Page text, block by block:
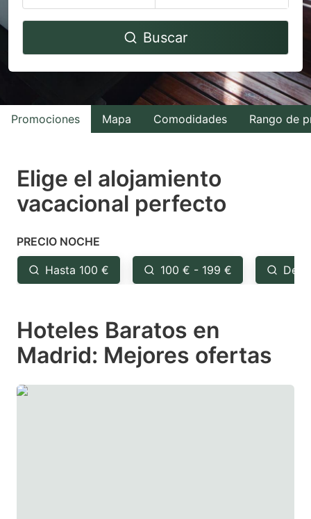
Navigate
to
with
the
select
a
Press
the
question
key
to
Navigate
to
interact
with
the
select
a
the
question
key
to
Buscar
Promociones Mapa Comodidades Rango de
Elige el alojamiento
vacacional perfecto
PRECIO NOCHE
Hasta 100 € 100 € - 199 €
Hoteles Baratos en
Madrid: Mejores ofertas